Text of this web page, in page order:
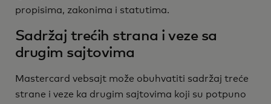
propisima, zakonima i statutima.
Sadržaj trećih strana i veze sa
drugim sajtovima
Mastercard vebsajt može obuhvatiti sadržaj treće
strane i veze ka drugim sajtovima koji su potpuno